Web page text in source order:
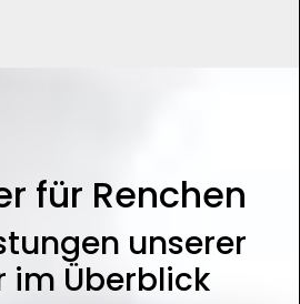
für Renchen
unserer
im Überblick